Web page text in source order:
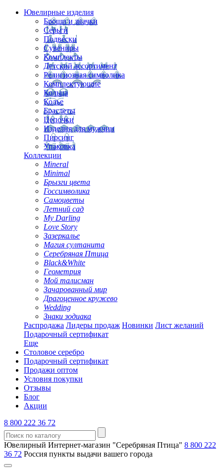
Ювелирные изделия
Броши и значки
Серьги
Подвески
Сувениры
Комплекты
Детский ассортимент
Религиозная символика
Комплектующие
Кольца
Колье
Браслеты
Цепочки
Изделия для мужчин
Пирсинг
Упаковка
Коллекции
Mineral
Minimal
Брызги цвета
Госсимволика
Самоцветы
Летний сад
My Darling
Love Story
Зазеркалье
Магия султанита
Серебряная Птица
Black&White
Геометрия
Мой талисман
Зачарованный мир
Драгоценное кружево
Wedding
Знаки зодиака
Распродажа Лидеры продаж Новинки Лист желаний
Подарочный сертификат
Еще
Столовое серебро
Подарочный сертификат
Продажи оптом
Условия покупки
Отзывы
Блог
Акции
8 800 222 36 72
Ювелирный Интернет-магазин "Серебряная Птица" 8 800 222
36 72 Россия пункты выдачи вашего города